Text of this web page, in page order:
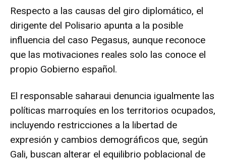
Respecto a las causas del giro diplomático, el
dirigente del Polisario apunta a la posible
influencia del caso Pegasus, aunque reconoce
que las motivaciones reales solo las conoce el
propio Gobierno español.
El responsable saharaui denuncia igualmente las
políticas marroquíes en los territorios ocupados,
incluyendo restricciones a la libertad de
expresión y cambios demográficos que, según
Gali, buscan alterar el equilibrio poblacional de